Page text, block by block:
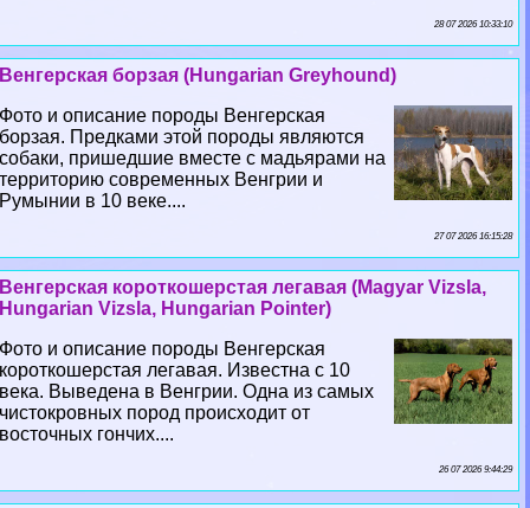
28 07 2026 10:33:10
Венгерская борзая (Hungarian Greyhound)
Фото и описание породы Венгерская
борзая. Предками этой породы являются
собаки, пришедшие вместе с мадьярами на
территорию современных Венгрии и
Румынии в 10 веке....
27 07 2026 16:15:28
Венгерская короткошерстая легавая (Magyar Vizsla,
Hungarian Vizsla, Hungarian Pointer)
Фото и описание породы Венгерская
короткошерстая легавая. Известна с 10
века. Выведена в Венгрии. Одна из самых
чистокровных пород происходит от
восточных гончих....
26 07 2026 9:44:29